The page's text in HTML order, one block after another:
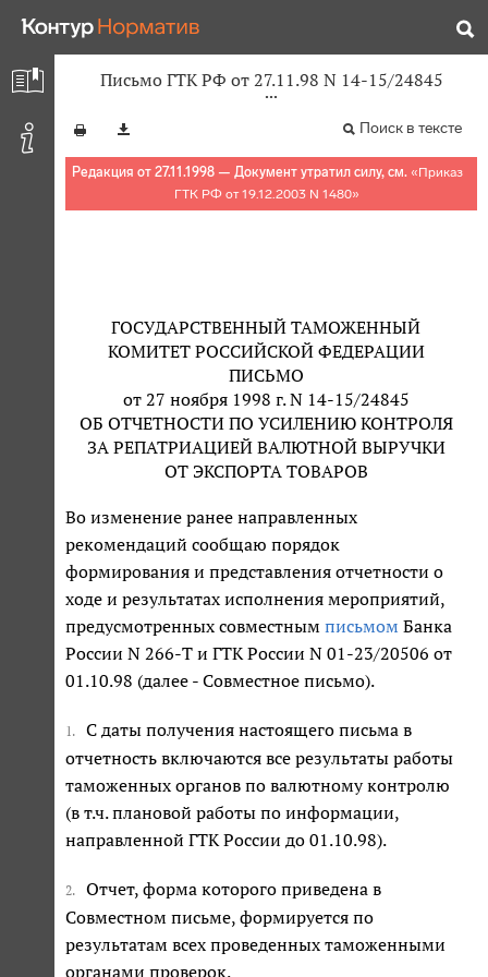
Письмо ГТК РФ от 27.11.98 N 14-15/24845
Поиск в тексте
Редакция от 27.11.1998 — Документ утратил силу, см.«Приказ
ГТК РФ от 19.12.2003 N 1480»
ГОСУДАРСТВЕННЫЙ ТАМОЖЕННЫЙ
КОМИТЕТ РОССИЙСКОЙ ФЕДЕРАЦИИ
ПИСЬМО
от 27 ноября 1998 г. N 14-15/24845
ОБ ОТЧЕТНОСТИ ПО УСИЛЕНИЮ КОНТРОЛЯ
ЗА РЕПАТРИАЦИЕЙ ВАЛЮТНОЙ ВЫРУЧКИ
ОТ ЭКСПОРТА ТОВАРОВ
Во изменение ранее направленных
рекомендаций сообщаю порядок
формирования и представления отчетности о
ходе и результатах исполнения мероприятий,
предусмотренных совместным письмом Банка
России N 266-Т и ГТК России N 01-23/20506 от
01.10.98 (далее - Совместное письмо).
1.
С даты получения настоящего письма в
отчетность включаются все результаты работы
таможенных органов по валютному контролю
(в т.ч. плановой работы по информации,
направленной ГТК России до 01.10.98).
2.
Отчет, форма которого приведена в
Совместном письме, формируется по
результатам всех проведенных таможенными
органами проверок.